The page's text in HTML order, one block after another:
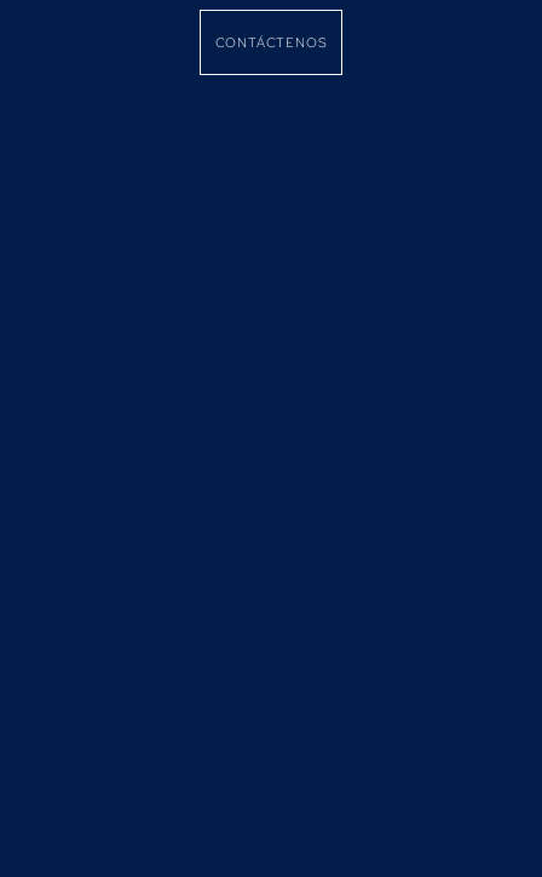
CONTÁCTENOS